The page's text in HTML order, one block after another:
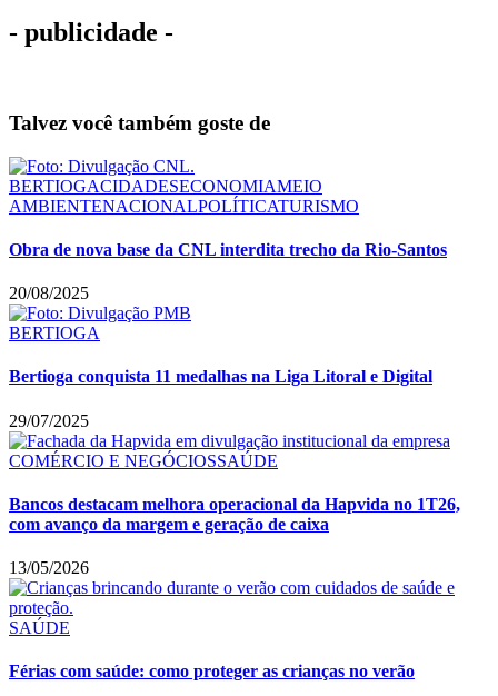
- publicidade -
Talvez você também goste de
BERTIOGACIDADESECONOMIAMEIO
AMBIENTENACIONALPOLÍTICATURISMO
Obra de nova base da CNL interdita trecho da Rio-Santos
20/08/2025
BERTIOGA
Bertioga conquista 11 medalhas na Liga Litoral e Digital
29/07/2025
COMÉRCIO E NEGÓCIOSSAÚDE
Bancos destacam melhora operacional da Hapvida no 1T26,
com avanço da margem e geração de caixa
13/05/2026
SAÚDE
Férias com saúde: como proteger as crianças no verão